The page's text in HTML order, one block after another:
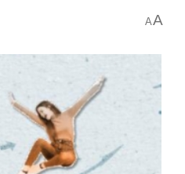
AA